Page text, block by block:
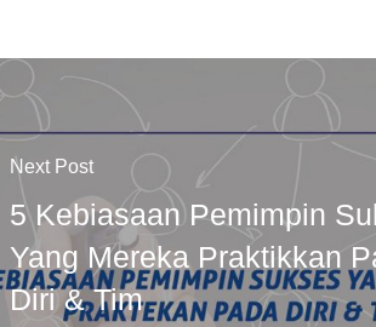
Next Post
5 Kebiasaan Pemimpin
Yang Mereka Praktikkan
Diri & Tim